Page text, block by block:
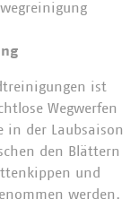
ist
Wegwerfen
in der Laubsaison
den Blättern
und
werden.